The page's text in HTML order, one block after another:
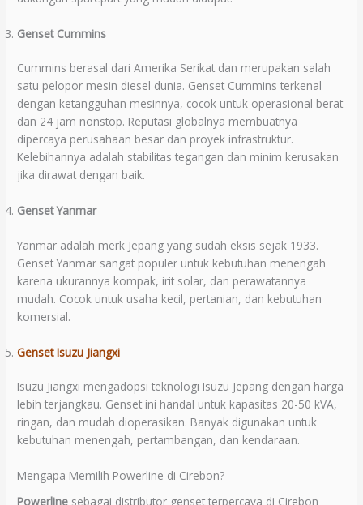
Genset Cummins
Cummins berasal dari Amerika Serikat dan merupakan salah
satu pelopor mesin diesel dunia. Genset Cummins terkenal
dengan ketangguhan mesinnya, cocok untuk operasional berat
dan 24 jam nonstop. Reputasi globalnya membuatnya
dipercaya perusahaan besar dan proyek infrastruktur.
Kelebihannya adalah stabilitas tegangan dan minim kerusakan
jika dirawat dengan baik.
Genset Yanmar
Yanmar adalah merk Jepang yang sudah eksis sejak 1933.
Genset Yanmar sangat populer untuk kebutuhan menengah
karena ukurannya kompak, irit solar, dan perawatannya
mudah. Cocok untuk usaha kecil, pertanian, dan kebutuhan
komersial.
Genset Isuzu Jiangxi
Isuzu Jiangxi mengadopsi teknologi Isuzu Jepang dengan harga
lebih terjangkau. Genset ini handal untuk kapasitas 20-50 kVA,
ringan, dan mudah dioperasikan. Banyak digunakan untuk
kebutuhan menengah, pertambangan, dan kendaraan.
Mengapa Memilih Powerline di Cirebon?
Powerline sebagai distributor genset terpercaya di Cirebon